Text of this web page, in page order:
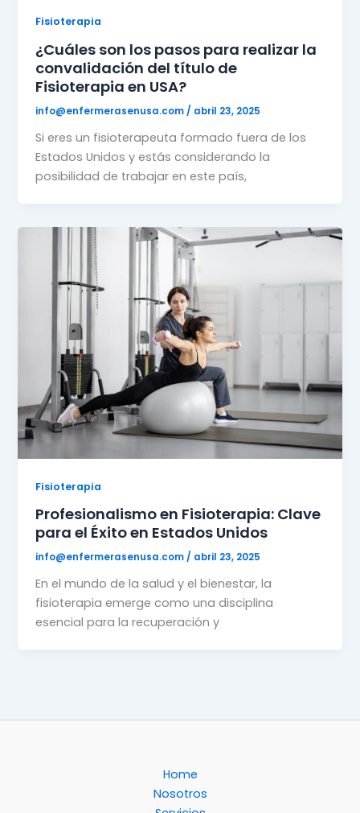
Fisioterapia
¿Cuáles son los pasos para realizar la
convalidación del título de
Fisioterapia en USA?
info@enfermerasenusa.com / abril 23, 2025
Si eres un fisioterapeuta formado fuera de los
Estados Unidos y estás considerando la
posibilidad de trabajar en este país,
Fisioterapia
Profesionalismo en Fisioterapia: Clave
para el Éxito en Estados Unidos
info@enfermerasenusa.com/ abril 23, 2025
En el mundo de la salud y el bienestar, la
fisioterapia emerge como una disciplina
esencial para la recuperación y
Home
Nosotros